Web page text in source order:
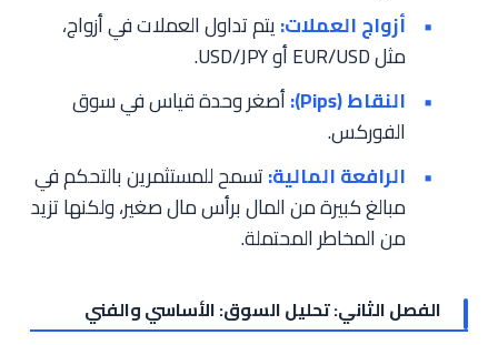
أزواج العملات:يتم تداول العملات في أزواج،
مثل EUR/USD أو USD/JPY.
النقاط (Pips):
أصغر وحدة قياس في سوق
الفوركس.
الرافعة المالية:تسمح للمستثمرين بالتحكم في
مبالغ كبيرة من المال برأس مال صغير، ولكنها تزيد
من المخاطر المحتملة.
الفصل الثاني: تحليل السوق: الأساسي والفني